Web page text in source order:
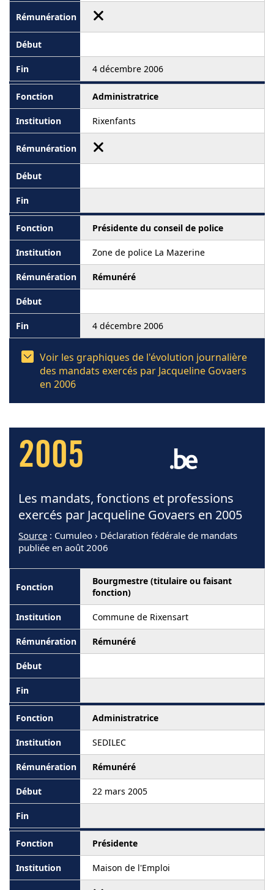
4 décembre 2006
Administratrice
Rixenfants
Présidente du conseil de police
Zone de police La Mazerine
Rémunéré
4 décembre 2006
Voir les graphiques de l'évolution journalière
des mandats exercés par Jacqueline Govaers
en 2006
2005
Les mandats, fonctions et professions
exercés par Jacqueline Govaers en 2005
Source : Cumuleo › Déclaration fédérale de mandats
publiée en août 2006
Bourgmestre (titulaire ou faisant
fonction)
Commune de Rixensart
Rémunéré
Administratrice
SEDILEC
Rémunéré
22 mars 2005
Présidente
Maison de l'Emploi